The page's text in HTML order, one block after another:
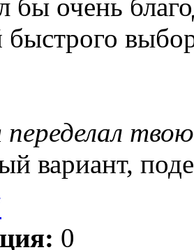
бы очень
быстрого
вариант,
0